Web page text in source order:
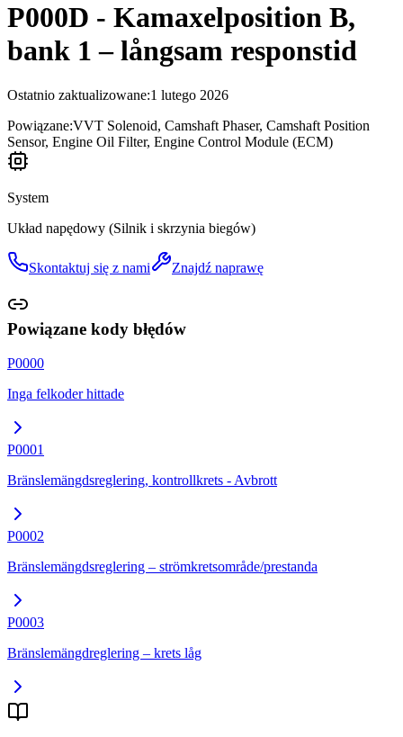
P000D - Kamaxelposition B,
bank 1 – långsam responstid
Ostatnio zaktualizowane:1 lutego 2026
Powiązane:VVT Solenoid, Camshaft Phaser, Camshaft Position
Sensor, Engine Oil Filter, Engine Control Module (ECM)
System
Układ napędowy (Silnik i skrzynia biegów)
Skontaktuj się z nami Znajdź naprawę
Powiązane kody błędów
P0000
Inga felkoder hittade
P0001
Bränslemängdsreglering, kontrollkrets - Avbrott
P0002
Bränslemängdsreglering – strömkretsområde/prestanda
P0003
Bränslemängdreglering – krets låg